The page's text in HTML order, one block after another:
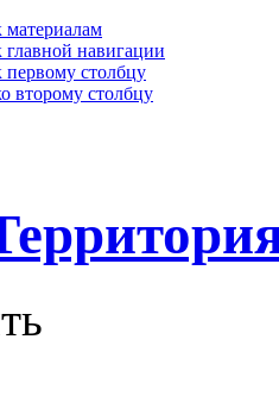
материалам
навигации
первому столбцу
второму столбцу